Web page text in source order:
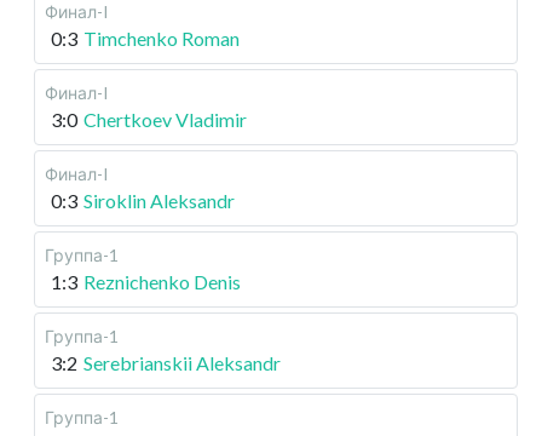
Финал-I
0:3 Timchenko Roman
Финал-I
3:0 Chertkoev Vladimir
Финал-I
0:3 Siroklin Aleksandr
Группа-1
1:3 Reznichenko Denis
Группа-1
3:2 Serebrianskii Aleksandr
Группа-1